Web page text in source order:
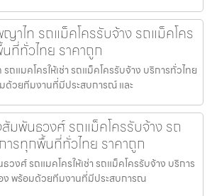
ญาไท รถแม็คโครรับจ้าง รถแม็คโคร
ที่ทั่วไทย ราคาถูก
รถแมคโครให้เช่า รถแม็คโครรับจ้าง บริการทั่วไทย
ด้วยทีมงานที่มีประสบการณ์ และ
มพันธวงศ์ รถแม็คโครรับจ้าง รถ
ารทุกพื้นที่ทั่วไทย ราคาถูก
วงศ์ รถแมคโครให้เช่า รถแม็คโครรับจ้าง บริการ
อง พร้อมด้วยทีมงานที่มีประสบการณ